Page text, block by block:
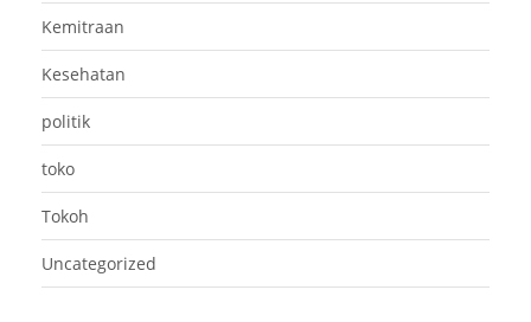
Kemitraan
Kesehatan
politik
toko
Tokoh
Uncategorized